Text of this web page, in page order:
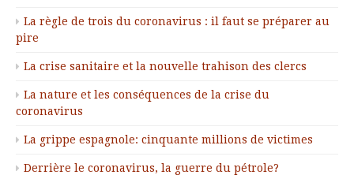
La règle de trois du coronavirus : il faut se préparer au
pire
La crise sanitaire et la nouvelle trahison des clercs
La nature et les conséquences de la crise du
coronavirus
La grippe espagnole: cinquante millions de victimes
Derrière le coronavirus, la guerre du pétrole?